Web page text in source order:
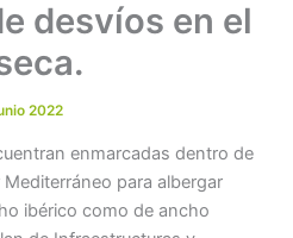
desvíos en el
2022
enmarcadas dentro de
para albergar
ibérico como de ancho